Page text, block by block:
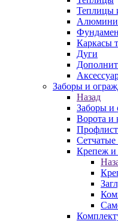
Теплицы
Каркасы
Дуги
Заборы и
Назад
Заборы и
Ворота и
Профлист
Сетчатые
Крепеж и